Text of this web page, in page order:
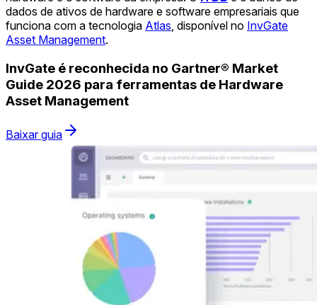
dados de ativos de hardware e software empresariais que
funciona com a tecnologia Atlas , disponível no InvGate
Asset Management.
InvGate é reconhecida no Gartner® Market
Guide 2026 para ferramentas de Hardware
Asset Management
Baixar guia